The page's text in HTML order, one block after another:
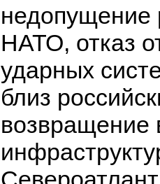
недопущение
НАТО, отказ
ударных
близ
возвращение